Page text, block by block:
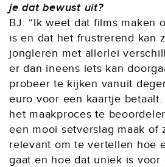
je dat bewust uit?
BJ: “Ik weet dat films maken
is en dat het frustrerend kan
jongleren met allerlei
er dan ineens iets kan
probeer te kijken vanuit
euro voor een kaartje
het maakproces te
een mooi setverslag maak of
relevant om te vertellen hoe
gaat en hoe dat uniek is voor